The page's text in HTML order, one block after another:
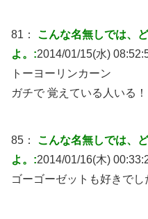
81： こんな名無しでは、
よ。:2014/01/15(水)
トーヨーリンカーン
ガチで 覚えている人いる！
85： こんな名無しでは、
よ。:2014/01/16(木)
ゴーゴーゼットも好きでし